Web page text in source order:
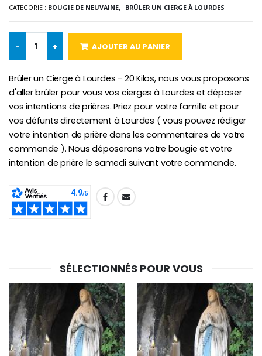
€9.90
€4.90 €23.00
CATEGORIE : BOUGIE DE NEUVAINE, BRÛLER UN CIERGE À LOURDES
- + AJOUTER AU PANIER
Brûler un Cierge à Lourdes - 20 Kilos, nous vous proposons
d'aller brûler pour vous vos cierges à Lourdes et déposer
vos intentions de prières. Priez pour votre famille et pour
vos défunts directement à Lourdes ( vous pouvez rédiger
votre intention de prière dans les commentaires de votre
commande ). Nous déposerons votre bougie et votre
intention de prière le samedi suivant votre commande.
SHARE:
SÉLECTIONNÉS POUR VOUS